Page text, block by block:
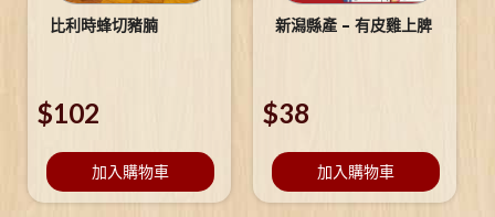
比利時蜂切豬腩
$102
加入購物車
新潟縣產 – 有皮雞上脾
$38
加入購物車